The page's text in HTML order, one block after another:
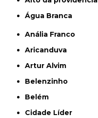
Água Branca
Anália Franco
Aricanduva
Artur Alvim
Belenzinho
Belém
Cidade Líder